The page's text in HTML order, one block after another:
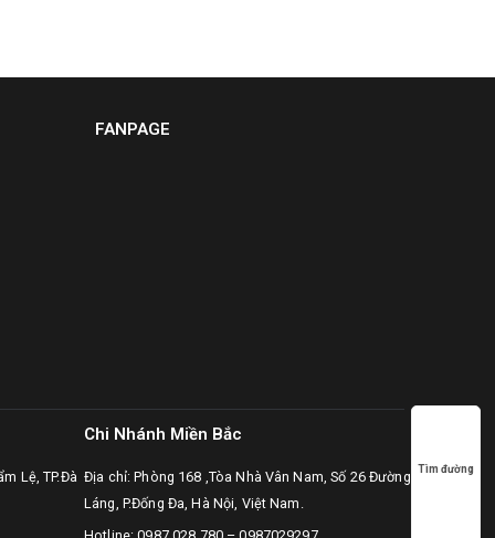
FANPAGE
Lệ, TP.Đà
Chi Nhánh Miền Bắc
Địa chỉ: Phòng 168 ,Tòa Nhà Vân Nam, Số 26 Đường
Láng, P.Đống Đa, Hà Nội, Việt Nam.
Tìm đường